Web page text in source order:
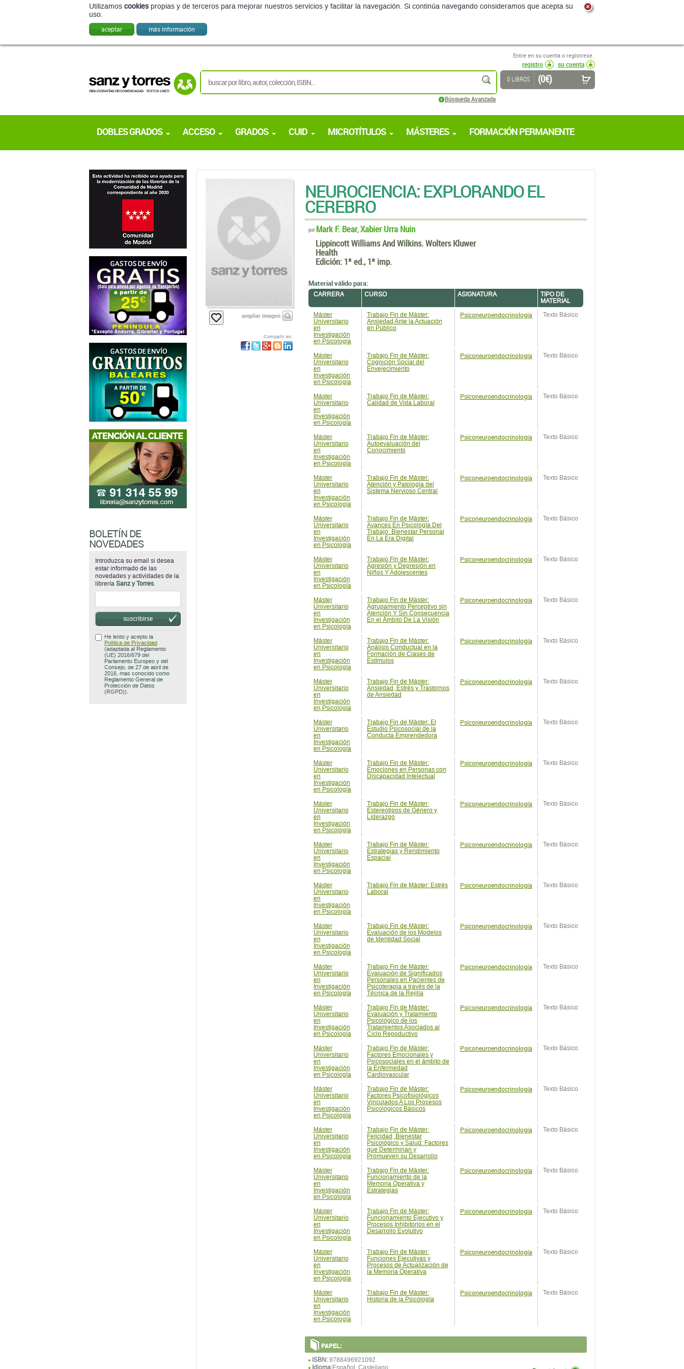
Utilizamos cookies propias y de terceros para mejorar nuestros servicios y facilitar la navegación. Si continúa navegando consideramos que acepta su
uso.
aceptar más información
Entre en su cuenta o regístrese.
registro
su cuenta
buscar
Búsqueda Avanzada
0 LIBROS (0 €)
DOBLES GRADOS ACCESO GRADOS CUID MICROTÍTULOS MÁSTERES FORMACIÓN PERMANENTE
NEUROCIENCIA: EXPLORANDO EL
CEREBRO
ampliar imagen
Compartir en:
por Mark F. Bear,Xabier Urra Nuin
Lippincott Williams And Wilkins. Wolters Kluwer
Health
Edición: 1ª ed., 1ª imp.
Material válido para:
CARRERA CURSO ASIGNATURA
TIPO DE
MATERIAL
Máster
Universitario
en
Investigación
en Psicología
Trabajo Fin de Máster:
Ansiedad Ante la Actuación
en Público
Psiconeuroendocrinología Texto Básico
Máster
Universitario
en
Investigación
en Psicología
Trabajo Fin de Máster:
Cognición Social del
Envejecimiento
Psiconeuroendocrinología Texto Básico
Máster
Universitario
en
Investigación
en Psicología
Trabajo Fin de Máster:
Calidad de Vida Laboral
Psiconeuroendocrinología Texto Básico
Máster
Universitario
en
Investigación
en Psicología
Trabajo Fin de Máster:
Autoevaluación del
Conocimiento
Psiconeuroendocrinología Texto Básico
Máster
Universitario
en
Investigación
en Psicología
Trabajo Fin de Máster:
Atención y Patología del
Sistema Nervioso Central
Psiconeuroendocrinología Texto Básico
Máster
Universitario
en
Investigación
en Psicología
Trabajo Fin de Máster:
Avances En Psicología Del
Trabajo: Bienestar Personal
En La Era Digital
Psiconeuroendocrinología Texto Básico
Máster
Universitario
en
Investigación
en Psicología
Trabajo Fin de Máster:
Agresión y Depresión en
Niños Y Adolescentes
Psiconeuroendocrinología Texto Básico
Máster
Universitario
en
Investigación
en Psicología
Trabajo Fin de Máster:
Agrupamiento Perceptivo sin
Atención Y Sin Consecuencia
En el Ámbito De La Visión
Psiconeuroendocrinología Texto Básico
Máster
Universitario
en
Investigación
en Psicología
Trabajo Fin de Máster:
Análisis Conductual en la
Formación de Clases de
Estímulos
Psiconeuroendocrinología Texto Básico
Máster
Universitario
en
Investigación
en Psicología
Trabajo Fin de Máster:
Ansiedad, Estrés y Trastornos
de Ansiedad
Psiconeuroendocrinología Texto Básico
Máster
Universitario
en
Investigación
en Psicología
Trabajo Fin de Máster: El
Estudio Psicosocial de la
Conducta Emprendedora
Psiconeuroendocrinología Texto Básico
Máster
Universitario
en
Investigación
en Psicología
Trabajo Fin de Máster:
Emociones en Personas con
Discapacidad Intelectual
Psiconeuroendocrinología Texto Básico
Máster
Universitario
en
Investigación
en Psicología
Trabajo Fin de Máster:
Estereotipos de Género y
Liderazgo
Psiconeuroendocrinología Texto Básico
Máster
Universitario
en
Investigación
en Psicología
Trabajo Fin de Máster:
Estrategias y Rendimiento
Espacial
Psiconeuroendocrinología Texto Básico
Máster
Universitario
en
Investigación
en Psicología
Trabajo Fin de Máster: Estrés
Laboral
Psiconeuroendocrinología Texto Básico
Máster
Universitario
en
Investigación
en Psicología
Trabajo Fin de Máster:
Evaluación de los Modelos
de Identidad Social
Psiconeuroendocrinología Texto Básico
Máster
Universitario
en
Investigación
en Psicología
Trabajo Fin de Máster:
Evaluación de Significados
Personales en Pacientes de
Psicoterapia a través de la
Técnica de la Rejilla
Psiconeuroendocrinología Texto Básico
Máster
Universitario
en
Investigación
en Psicología
Trabajo Fin de Máster:
Evaluación y Tratamiento
Psicológico de los
Tratamientos Asociados al
Ciclo Repoductivo
Psiconeuroendocrinología Texto Básico
Máster
Universitario
en
Investigación
en Psicología
Trabajo Fin de Máster:
Factores Emocionales y
Psicosociales en el ámbito de
la Enfermedad
Cardiovascular
Psiconeuroendocrinología Texto Básico
Máster
Universitario
en
Investigación
en Psicología
Trabajo Fin de Máster:
Factores Psicofisiológicos
Vinculados A Los Procesos
Psicológicos Básicos
Psiconeuroendocrinología Texto Básico
Máster
Universitario
en
Investigación
en Psicología
Trabajo Fin de Máster:
Felicidad, Bienestar
Psicológico y Salud: Factores
que Determinan y
Promueven su Desarrollo
Psiconeuroendocrinología Texto Básico
Máster
Universitario
en
Investigación
en Psicología
Trabajo Fin de Máster:
Funcionamiento de la
Memoria Operativa y
Estrategias
Psiconeuroendocrinología Texto Básico
Máster
Universitario
en
Investigación
en Psicología
Trabajo Fin de Máster:
Funcionamiento Ejecutivo y
Procesos Inhibitorios en el
Desarrollo Evolutivo
Psiconeuroendocrinología Texto Básico
Máster
Universitario
en
Investigación
en Psicología
Trabajo Fin de Máster:
Funciones Ejecutivas y
Procesos de Actualización de
la Memoria Operativa
Psiconeuroendocrinología Texto Básico
Máster
Universitario
en
Investigación
en Psicología
Trabajo Fin de Máster:
Historia de la Psicología
Psiconeuroendocrinología Texto Básico
PAPEL:
ISBN:9788496921092
Idioma:Español, Castellano
BOLETÍN DE
NOVEDADES
Introduzca su email si desea
estar informado de las
novedades y actividades de la
librería Sanz y Torres.
suscribirse
He leído y acepto la
Política de Privacidad
(adaptada al Reglamento
(UE) 2016/679 del
Parlamento Europeo y del
Consejo, de 27 de abril de
2016, mas conocido como
Reglamento General de
Protección de Datos
(RGPD)).